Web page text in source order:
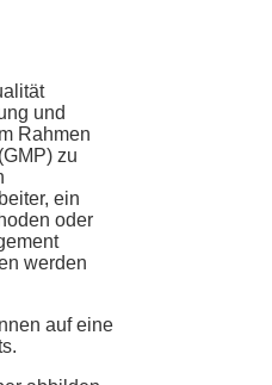
und
Rahmen
zu
ein
oder
werden
auf eine